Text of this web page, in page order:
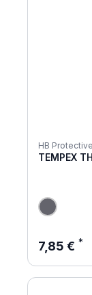
HB
TEMPEX
Regulärer
7,85 €